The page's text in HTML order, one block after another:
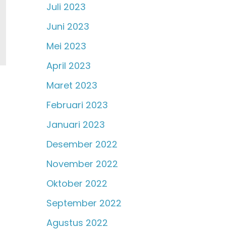
Juli 2023
Juni 2023
Mei 2023
April 2023
Maret 2023
Februari 2023
Januari 2023
Desember 2022
November 2022
Oktober 2022
September 2022
Agustus 2022